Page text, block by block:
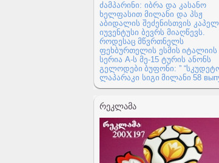
ძამპარინი: იბრა და კასანო
ხელფასით მილანი და პსჟ
აბიდალის შეძენისთვის
იუვენტუსი ბევრს მიაღწევს.
როდესაც მწვრთნელს
ფეხბურთელის ესმის იტალიის
სერია A-ს მე-15 ტურის ანონს
გელოდები ბუფონი: ”
ლაპარაკი სიგი მილანი 58
ᲠᲔᲙᲚᲐᲛᲐ